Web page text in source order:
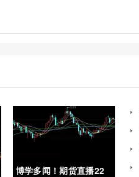
博学多闻！期货直播22